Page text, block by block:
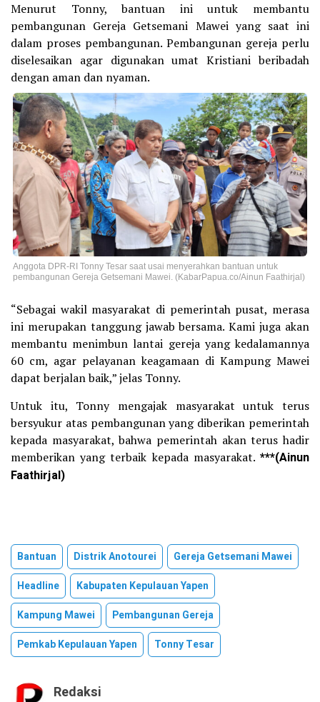
Menurut Tonny, bantuan ini untuk membantu
pembangunan Gereja Getsemani Mawei yang saat ini
dalam proses pembangunan. Pembangunan gereja perlu
diselesaikan agar digunakan umat Kristiani beribadah
dengan aman dan nyaman.
Anggota DPR-RI Tonny Tesar saat usai menyerahkan bantuan untuk
pembangunan Gereja Getsemani Mawei. (KabarPapua.co/Ainun Faathirjal)
“Sebagai wakil masyarakat di pemerintah pusat, merasa
ini merupakan tanggung jawab bersama. Kami juga akan
membantu menimbun lantai gereja yang kedalamannya
60 cm, agar pelayanan keagamaan di Kampung Mawei
dapat berjalan baik,” jelas Tonny.
Untuk itu, Tonny mengajak masyarakat untuk terus
bersyukur atas pembangunan yang diberikan pemerintah
kepada masyarakat, bahwa pemerintah akan terus hadir
memberikan yang terbaik kepada masyarakat. ***(Ainun
Faathirjal)
Bantuan Distrik Anotourei
Gereja Getsemani Mawei
Headline
Kabupaten Kepulauan Yapen
Kampung Mawei
Pembangunan Gereja
Pemkab Kepulauan Yapen
Tonny Tesar
Redaksi